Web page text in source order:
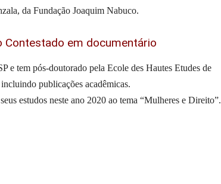
da Fundação Joaquim Nabuco.
Contestado em documentário
e tem pós-doutorado pela Ecole des Hautes Etudes de
publicações acadêmicas.
estudos neste ano 2020 ao tema “Mulheres e Direito”.